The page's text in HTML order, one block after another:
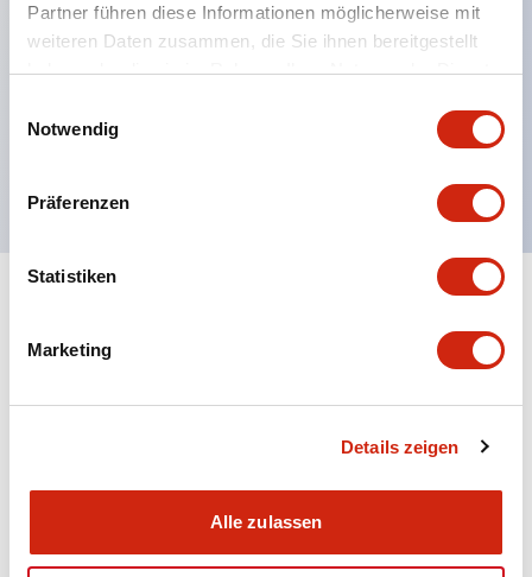
Partner führen diese Informationen möglicherweise mit
weiteren Daten zusammen, die Sie ihnen bereitgestellt
haben oder die sie im Rahmen Ihrer Nutzung der Dienste
Notwendig
Präferenzen
Statistiken
Marketing
Details zeigen
Alle zulassen
(IEC 60529)
UL- und CSA-zertifiziert. Entspricht EN (Europa)
Mit speziellem Zubehör leicht auf Φ22 Flash-
Other Specifications